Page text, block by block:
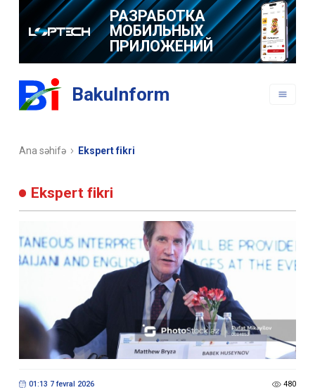
РАЗРАБОТКА
МОБИЛЬНЫХ
ПРИЛОЖЕНИЙ
BakuInform
Ana səhifə Ekspert fikri
Ekspert fikri
01:13 7 fevral 2026 480